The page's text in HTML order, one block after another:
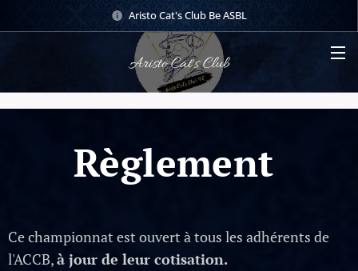
Aristo Cat's Club Be ASBL
Aristo Cat's Club
Règlement
Ce championnat est ouvert à tous les adhérents de
l'ACCB,à jour de leur cotisation.